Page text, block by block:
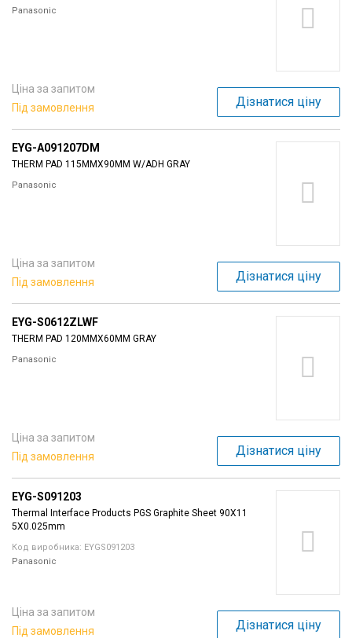
Panasonic
Ціна за запитом
Під замовлення
Дізнатися ціну
EYG-A091207DM
THERM PAD 115MMX90MM W/ADH GRAY
Panasonic
Ціна за запитом
Під замовлення
Дізнатися ціну
EYG-S0612ZLWF
THERM PAD 120MMX60MM GRAY
Panasonic
Ціна за запитом
Під замовлення
Дізнатися ціну
EYG-S091203
Thermal Interface Products PGS Graphite Sheet 90X11
5X0.025mm
Код виробника: EYGS091203
Panasonic
Ціна за запитом
Під замовлення
Дізнатися ціну